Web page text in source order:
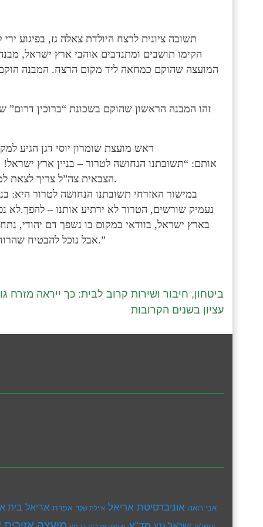
תשובה ציונית לרצח היולדת צאלה גז, בפיגוע
הקימו תושבים ומתנדבים אוהבי ארץ ישראל,
המועצה שהוקם כמחאה ליד מקום הרצח. המבנה
זהו המבנה הראשון שהוקם בשכונת “ברוכין
ראש מועצת שומרון יוסי דגן הגיע
אותם: “תשובתנו הנחושה לטרור – בניין ארץ
הצבאית צה”ל צריך לצאת למבצע תמרון קרקעי כפי שנעשה במחנה הטרור טול כרם וג’נין.
במישור האזרחי תשובתנו הנחושה לטרור היא:
נעמיק שורשים, הטרור לא ירתיע אותנו –
בארץ ישראל, בוודאי במקום בו נשפך דם יהודי,
אבל נוכל להבטיח שהרוח שלה תמשיך לחיות ולהתחזק דרך הבנייה והצמיחה בשומרון.”
ביטחון, חיבור ושירות קרוב לבית: כך ייראה מזרח
עציון בשנים הקרובות
אבי רואה אוניברסיטת אריאל איילת שקד אפרת אריאל בית